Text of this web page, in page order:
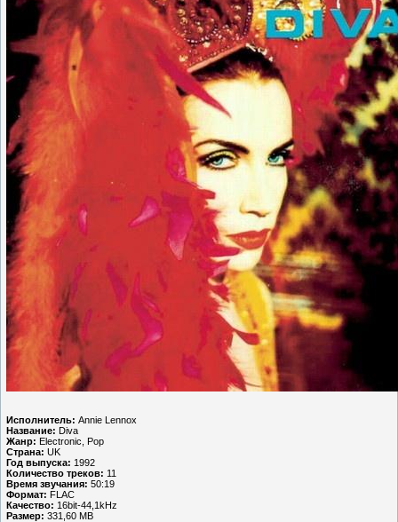
Исполнитель: Annie Lennox
Название: Diva
Жанр: Electronic, Pop
Страна: UK
Год выпуска: 1992
Количество треков: 11
Время звучания: 50:19
Формат: FLAC
Качество: 16bit-44,1kHz
Размер: 331,60 MB